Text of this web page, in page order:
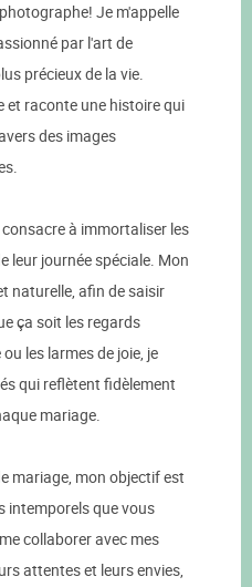
Je m'appelle
par l'art de
précieux de la vie.
et raconte une histoire qui
des images
à immortaliser les
leur journée spéciale. Mon
naturelle, afin de saisir
ça soit les regards
les larmes de joie, je
qui reflètent fidèlement
mariage.
mariage, mon objectif est
intemporels que vous
collaborer avec mes
attentes et leurs envies,